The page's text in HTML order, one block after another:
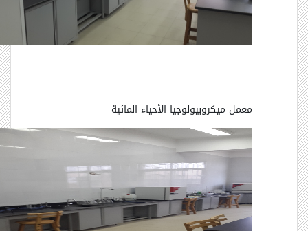
معمل ميكروبيولوجيا الأحياء المائية